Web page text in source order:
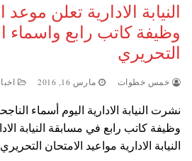
النيابة الادارية تعلن
وظيفة كاتب رابع واسماء
التحريري
خمس خطوات مارس 16, 2016 اخبار
نشرت النيابة الادارية اليوم أسماء
النيابة الادارية مواعيد الامتحان